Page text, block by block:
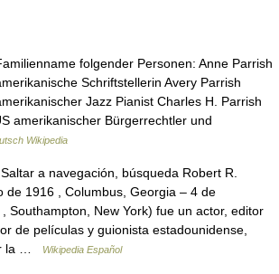
folgender Personen: Anne Parrish
Schriftstellerin Avery Parrish
Jazz Pianist Charles H. Parrish
amerikanischer Bürgerrechtler und
Wikipedia
a navegación, búsqueda Robert R.
de 1916 , Columbus, Georgia – 4 de
Southampton, New York) fue un actor, editor
de películas y guionista estadounidense,
la …
Wikipedia Español